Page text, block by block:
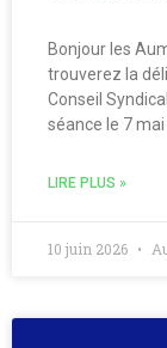
Bonjour les
trouverez la
Conseil
séance le 7
LIRE PLUS »
10 juin 2026